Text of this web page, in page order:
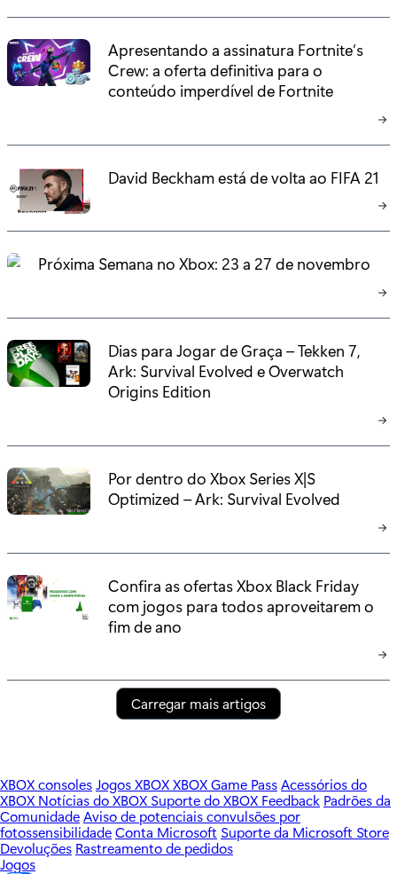
Apresentando a assinatura Fortnite’s
Crew: a oferta definitiva para o
conteúdo imperdível de Fortnite
David Beckham está de volta ao FIFA 21
Próxima Semana no Xbox: 23 a 27 de novembro
Dias para Jogar de Graça – Tekken 7,
Ark: Survival Evolved e Overwatch
Origins Edition
Por dentro do Xbox Series X|S
Optimized – Ark: Survival Evolved
Confira as ofertas Xbox Black Friday
com jogos para todos aproveitarem o
fim de ano
Carregar mais artigos
XBOX consolesJogos XBOXXBOX Game PassAcessórios do
XBOX Notícias do XBOX Suporte do XBOX Feedback Padrões da
ComunidadeAviso de potenciais convulsões por
fotossensibilidadeConta Microsoft Suporte da Microsoft Store
Devoluções Rastreamento de pedidos
Jogos